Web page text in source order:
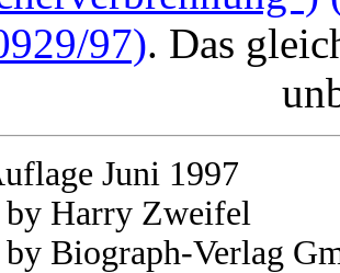
97). Das
Juni 1997
Harry Zweifel
Biograph-Verlag